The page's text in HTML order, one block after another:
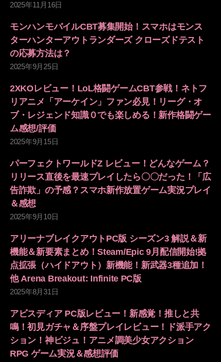
2025年11月16日
モンハンモバイルCBT募集開始！スマホはモンス
ターハンターアウトランダーズ クローズドテスト
の応募方法は？
2025年9月25日
2XKOレビュー！LoL格闘ゲームCBT参戦！ネトフ
リアニメ「アーケイン」ファン必見！リーグ・オ
ブ・レジェンド知識０でも楽しめる！新作格闘ゲー
ム感想/評価
2025年9月15日
パーフェクトワールドZ レビュー！どんなゲーム？
リリース直後を最速プレイしたら〇〇だった！「広
告詐欺」の予感？スマホ新作放置ゲーム実況プレイ
＆感想
2025年9月10日
アリーナブレイクアウトPC版 シーズン3 解説＆新
機能＆新要素まとめ！Steam/Epic 9月配信開始!拠
点拡張（ハイドアウト）新機能！新武器3種追加！
他 Arena Breakout: Infinite PC版
2025年8月31日
アビスディア PC版レビュー！新感覚！推しと共
鳴！初見ガチャ＆序盤プレイレビュー！ド派手アク
ション！神ビジュ！アニメ調美少女アクション
RPG ゲーム実況＆感想評価